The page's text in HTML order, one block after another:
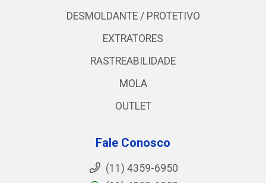
DESMOLDANTE / PROTETIVO
EXTRATORES
RASTREABILIDADE
MOLA
OUTLET
Fale Conosco
(11) 4359-6950